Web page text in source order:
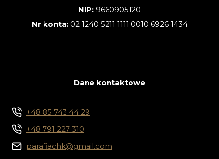
NIP: 9660905120
Nr konta: 02 1240 5211 1111 0010 6926 1434
Dane kontaktowe
+48 85 743 44 29
+48 791 227 310
parafiachk@gmail.com